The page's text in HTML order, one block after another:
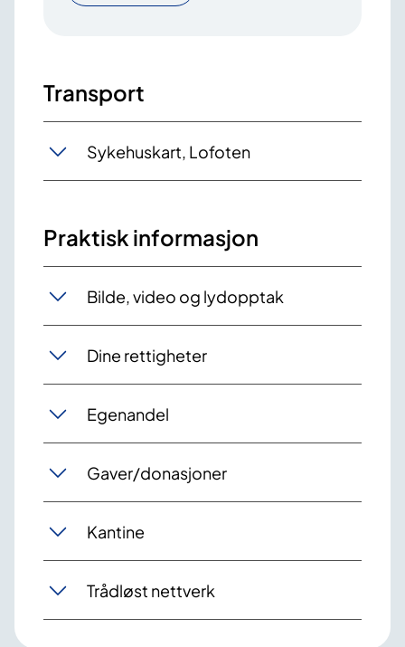
Transport
Sykehuskart, Lofoten
Praktisk informasjon
Bilde, video og lydopptak
Dine rettigheter
Egenandel
Gaver/donasjoner
Kantine
Trådløst nettverk